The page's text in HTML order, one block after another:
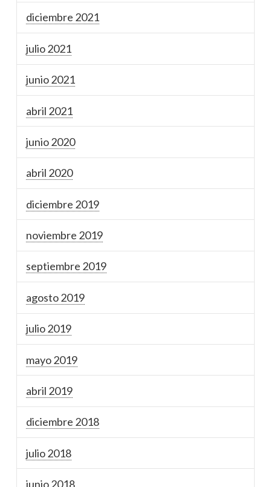
diciembre 2021
julio 2021
junio 2021
abril 2021
junio 2020
abril 2020
diciembre 2019
noviembre 2019
septiembre 2019
agosto 2019
julio 2019
mayo 2019
abril 2019
diciembre 2018
julio 2018
junio 2018